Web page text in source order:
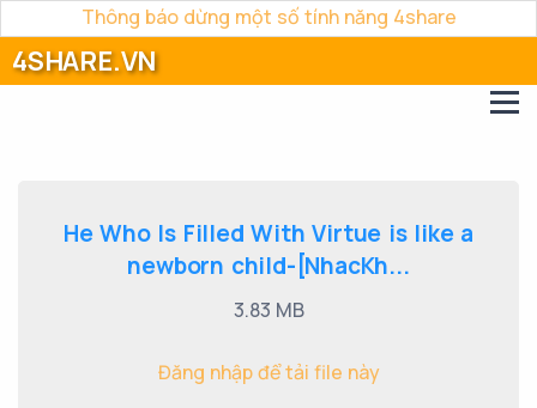
Thông báo dừng một số tính năng 4share
4SHARE.VN
He Who Is Filled With Virtue is like a
newborn child-[NhacKh...
3.83 MB
Đăng nhập để tải file này